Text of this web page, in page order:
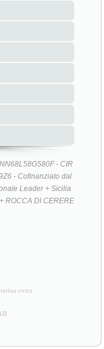
- CIR
- Cofinanziato dal
Leader + Sicilia
ROCCA DI CERERE
extra